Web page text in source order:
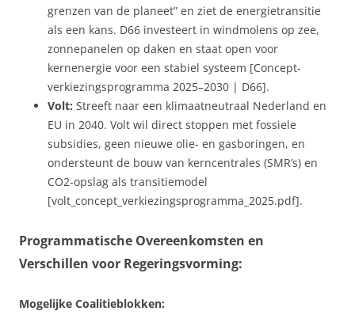
grenzen van de planeet” en ziet de energietransitie
als een kans. D66 investeert in windmolens op zee,
zonnepanelen op daken en staat open voor
kernenergie voor een stabiel systeem [Concept-
verkiezingsprogramma 2025–2030 | D66].
Volt: Streeft naar een klimaatneutraal Nederland en
EU in 2040. Volt wil direct stoppen met fossiele
subsidies, geen nieuwe olie- en gasboringen, en
ondersteunt de bouw van kerncentrales (SMR’s) en
CO2-opslag als transitiemodel
[volt_concept_verkiezingsprogramma_2025.pdf].
Programmatische Overeenkomsten en
Verschillen voor Regeringsvorming:
Mogelijke Coalitieblokken: